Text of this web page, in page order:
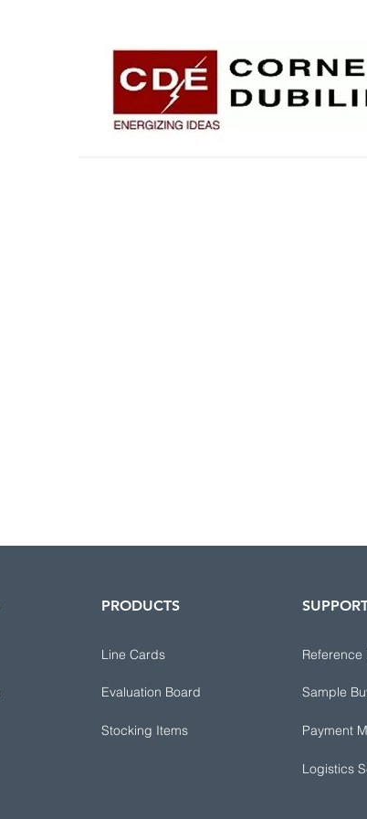
PRODUCTS
Line Cards
Evaluation Board
Stocking Items
Reference
Sample
Payment
Logistics